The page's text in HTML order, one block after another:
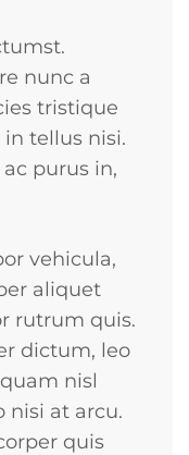
nunc a
tristique
tellus nisi.
purus in,
vehicula,
aliquet
rutrum quis.
dictum, leo
nisl
nisi at arcu.
quis